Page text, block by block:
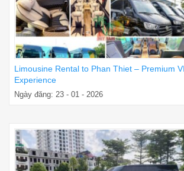
Limousine Rental to Phan Thiet – Premium
Experience
Ngày đăng: 23 - 01 - 2026